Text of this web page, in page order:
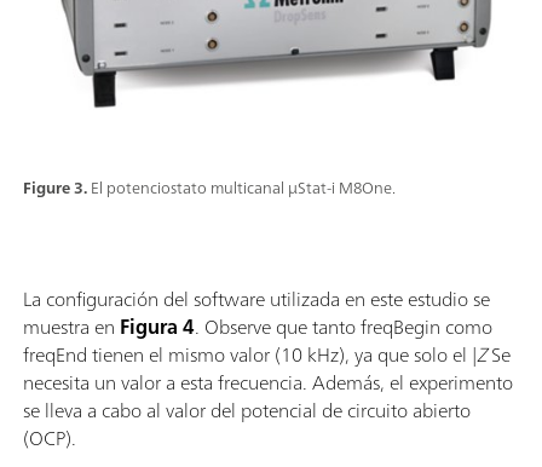
Figure 3.El potenciostato multicanal µStat-i M8One.
La configuración del software utilizada en este estudio se
muestra en Figura 4. Observe que tanto freqBegin como
freqEnd tienen el mismo valor (10 kHz), ya que solo el |ZSe
necesita un valor a esta frecuencia. Además, el experimento
se lleva a cabo al valor del potencial de circuito abierto
(OCP).